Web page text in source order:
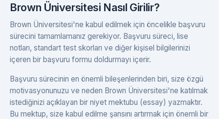
Brown Üniversitesi Nasıl Girilir?
Brown Üniversitesi'ne kabul edilmek için öncelikle başvuru
sürecini tamamlamanız gerekiyor. Başvuru süreci, lise
notları, standart test skorları ve diğer kişisel bilgilerinizi
içeren bir başvuru formu doldurmayı içerir.
Başvuru sürecinin en önemli bileşenlerinden biri, size özgü
motivasyonunuzu ve neden Brown Üniversitesi'ne katılmak
istediğinizi açıklayan bir niyet mektubu (essay) yazmaktır.
Bu mektup, size kabul edilme şansını artırmak için önemli bir